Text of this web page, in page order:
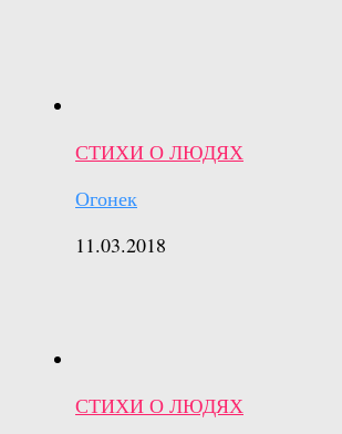
СТИХИ О ЛЮДЯХ
Огонек
11.03.2018
СТИХИ О ЛЮДЯХ